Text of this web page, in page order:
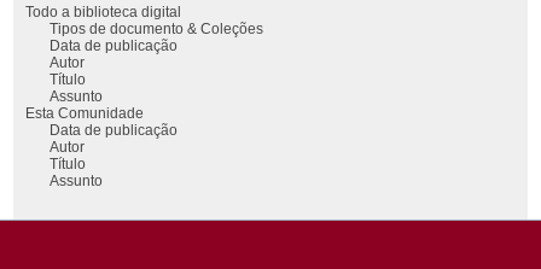
Todo a biblioteca digital
Tipos de documento & Coleções
Data de publicação
Autor
Título
Assunto
Esta Comunidade
Data de publicação
Autor
Título
Assunto